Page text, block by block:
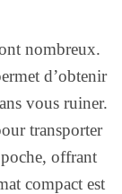
nombreux.
d’obtenir
vous ruiner.
transporter
offrant
compact est